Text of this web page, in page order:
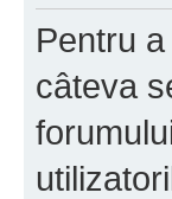
Pentru
câteva